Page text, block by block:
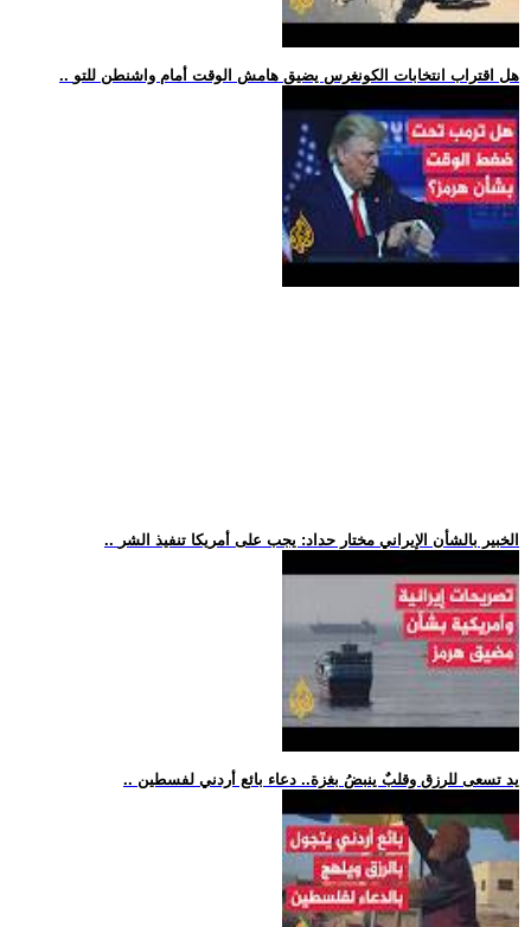
.. هل اقتراب انتخابات الكونغرس يضيق هامش الوقت أمام واشنطن للتو
.. الخبير بالشأن الإيراني مختار حداد: يجب على أمريكا تنفيذ الشر
.. يد تسعى للرزق وقلبٌ ينبضُ بغزة.. دعاء بائع أردني لفسطين